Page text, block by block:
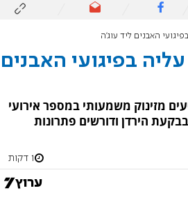
האבנים ליד עוג'ה
בפיגועי האבנים
מזינוק משמעותי במספר אירועי
הירדן ודורשים פתרונות
1 דקות